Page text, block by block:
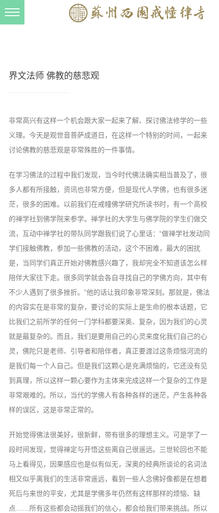
戒幢春秋
道风建设
法音宣流
音频视频
弘法书籍
弘法活动
西园法讯
义工家园
观世音热线
菩提静修营
观自在禅修营
教理研究
寺院巡览
界文法师 佛教的慈悲观
非常高兴有这样一个机会跟大家一起来了解、探讨佛法修学的一些
义理。今天是观世音菩萨成道日，在这样一个特别的时间，一起来
讨论佛教的慈悲观是非常殊胜的一件事情。
在学习佛法的过程中我们发现，当今时代佛法确实相当普及了，很
多人都有所接触，资讯也非常方便，但是现代人学佛，也有很多迷
茫，很多的困难。以前我们在戒幢佛学研究所读书时，有一个高校
的禅学社到佛学院来参学。禅学社的大学生与佛学院的学生们做交
流，互动中禅学社的带队同学跟我们说了心里话：“做禅学社发动同
学们接触佛教，参加一些佛教的活动，这个不困难，最大的困扰
是，当同学们真正开始对佛教感兴趣了，我却完全不知道该怎么样
陪伴大家往下走。很多同学就会各自寻找自己的学佛方向，其中有
不少人遇到了很多挫折。”他的话让我印象非常深刻。那就是，佛法
的内容实在是非常的复杂，要讨论的实际上是生命的根本话题，它
比我们之前所学的任何一门学科都要深奥、复杂，因为我们的心灵
就是最复杂的。而且，我们是要用自己的心灵来度化我们自己的心
灵，佛陀只是老师、引导者和陪伴者，真正要渡过这条烦恼河流的
是我们每一个人自己。但是我们这颗心是充满烦恼的，它还没有见
到真理，所以这样一颗心要作为主体来完成这样一个复杂的工作是
非常艰难的。所以，当代的学佛人有各种各样的迷茫，产生各种各
样的误区，这是非常正常的。
开始觉得佛法很美好，很新鲜，带有很多的理想主义。可是学了一
段时间发现，觉得禅定与开悟这些离自己很遥远。三世轮回也不能
马上看得见，因果感应也是似有似无，深奥的经典所谈论的名词法
相又似乎离我们的生活非常遥远，看到一些人念佛好像都是在想着
死后与来世的平安，尤其是学佛多年仍然有这样那样的烦恼、缺
点……所有这些都会动摇我们的信心，都会给我们带来挑战。所以